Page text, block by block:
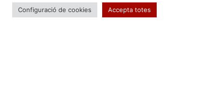
Troba'ns a:
Configuració de cookies Accepta totes